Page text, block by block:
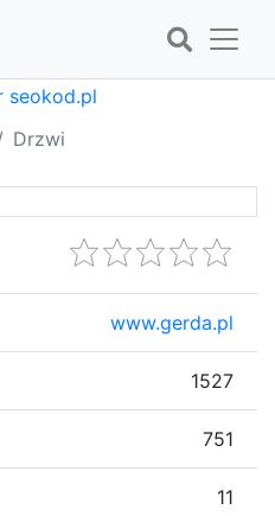
Drzwi
www.gerda.pl
1527
751
11